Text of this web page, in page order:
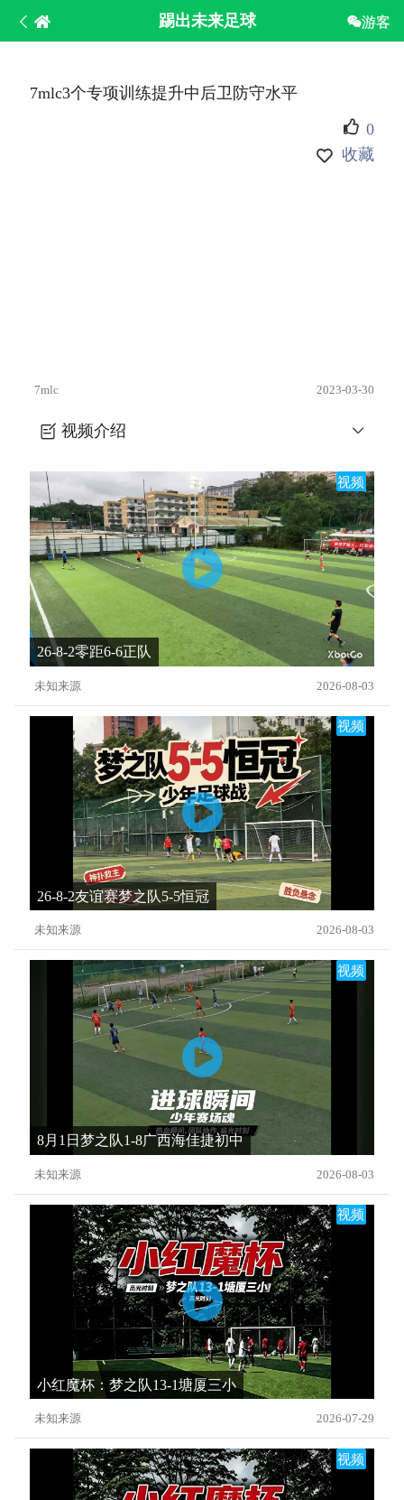
踢出未来足球 游客
7mlc3个专项训练提升中后卫防守水平
0
收藏
7mlc 2023-03-30
视频介绍
视频
26-8-2零距6-6正队
未知来源 2026-08-03
视频
26-8-2友谊赛梦之队5-5恒冠
未知来源 2026-08-03
视频
8月1日梦之队1-8广西海佳捷初中
未知来源 2026-08-03
视频
小红魔杯：梦之队13-1塘厦三小
未知来源 2026-07-29
视频